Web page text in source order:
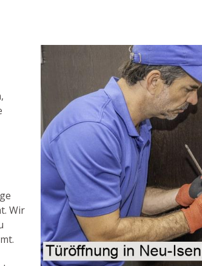
Wir